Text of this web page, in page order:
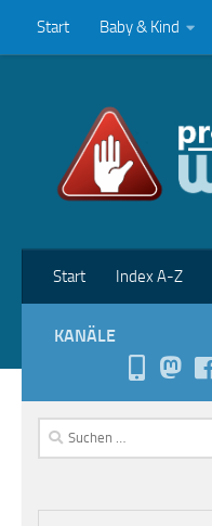
Zum Inhalt springen
Start Baby & Kind
Start Index A-Z
KANÄLE
Suchen
nach: